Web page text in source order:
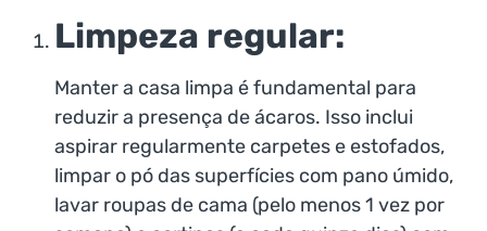
Limpeza regular:
Manter a casa limpa é fundamental para
reduzir a presença de ácaros. Isso inclui
aspirar regularmente carpetes e estofados,
limpar o pó das superfícies com pano úmido,
lavar roupas de cama (pelo menos 1 vez por